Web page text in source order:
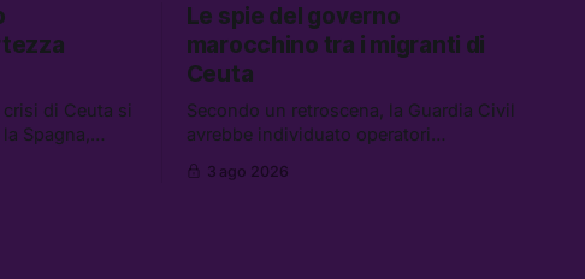
di Ceuta si
Spagna,
Le spie del governo
marocchino tra i migranti di
Ceuta
Secondo un retroscena, la Guardia Civil
avrebbe individuato operatori
nell’incidente di Ceuta. Tra le altre
3 ago 2026